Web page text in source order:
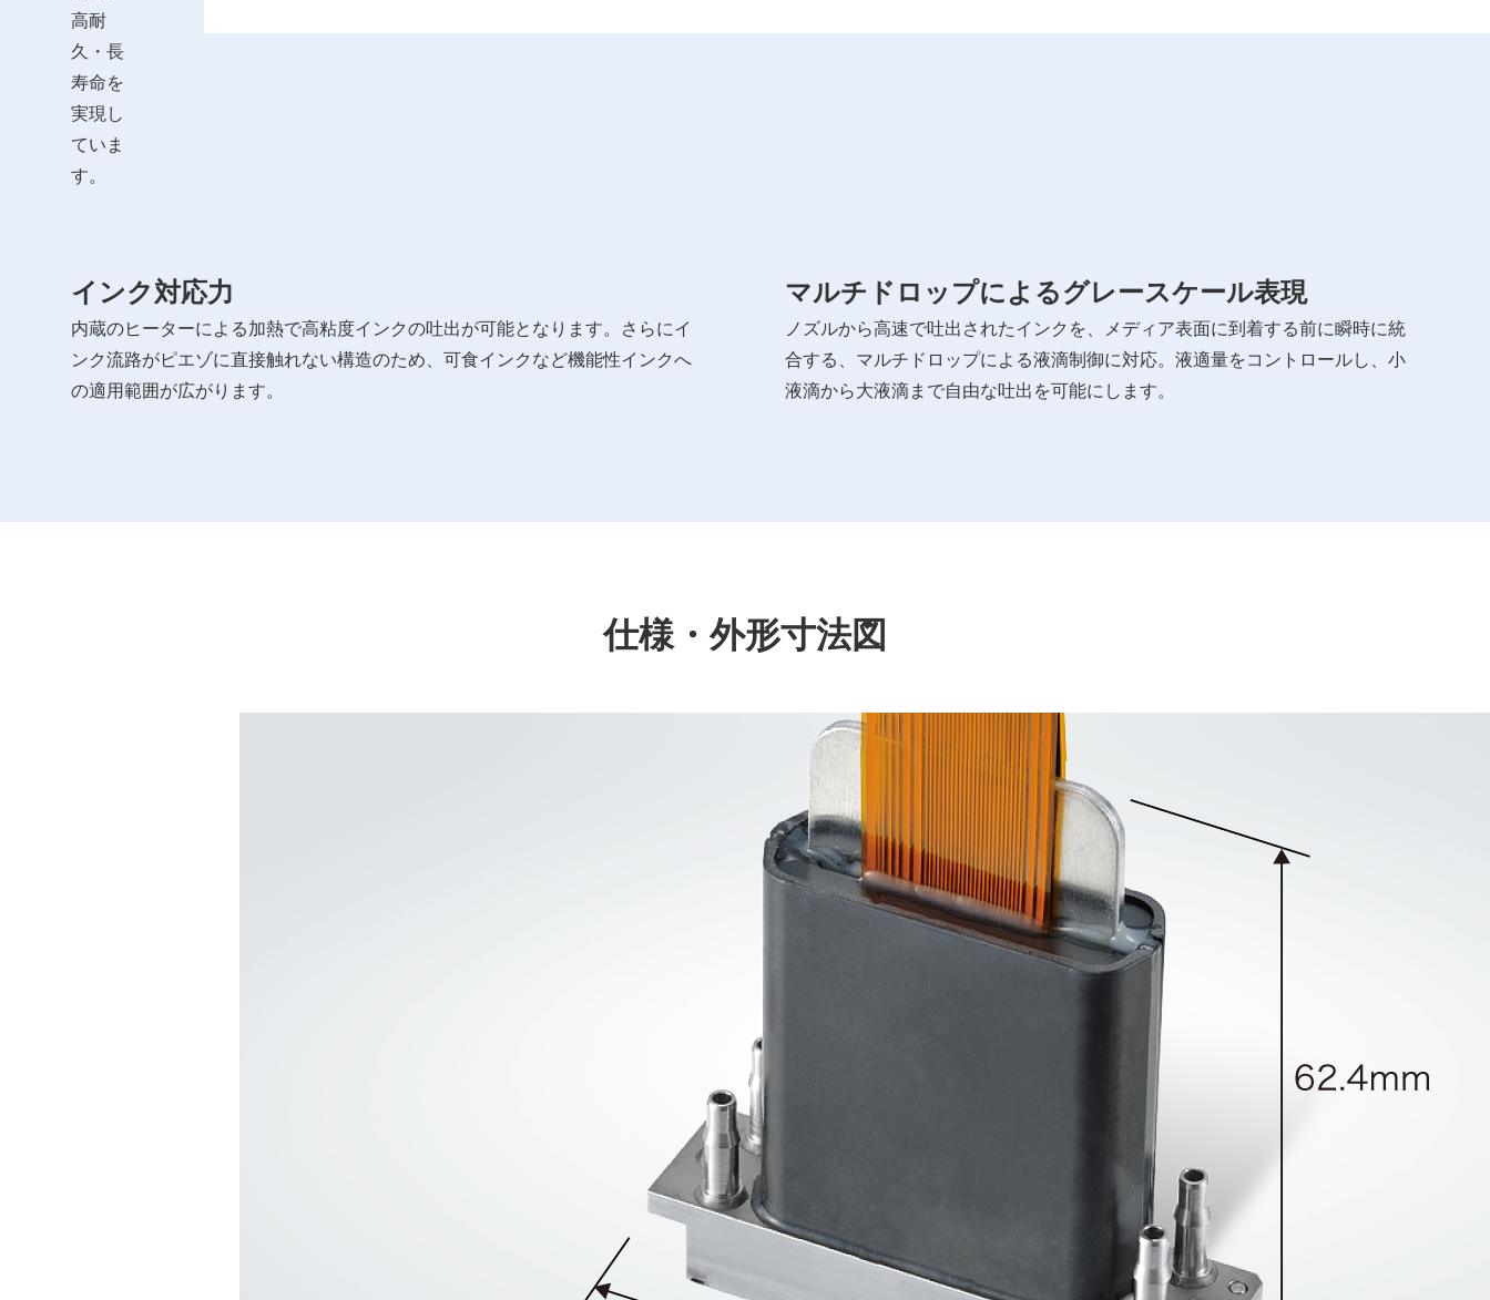
高耐
久・長
寿命を
実現し
ていま
す。
インク対応力
内蔵のヒーターによる加熱で高粘度インクの吐出が可能となります。さらにイ
ンク流路がピエゾに直接触れない構造のため、可食インクなど機能性インクへ
の適用範囲が広がります。
マルチドロップによるグレースケール表現
ノズルから高速で吐出されたインクを、メディア表面に到着する前に瞬時に統
合する、マルチドロップによる液滴制御に対応。液適量をコントロールし、小
液滴から大液滴まで自由な吐出を可能にします。
仕様・外形寸法図